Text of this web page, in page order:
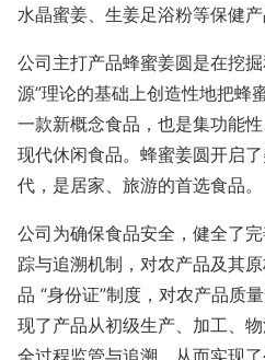
水晶蜜姜、生姜足浴粉等保健产
公司主打产品蜂蜜姜圆是在挖
源”理论的基础上创造性地把蜂
一款新概念食品，也是集功能
现代休闲食品。蜂蜜姜圆开启
代，是居家、旅游的首选食品。
公司为确保食品安全，健全了
踪与追溯机制，对农产品及其
品 “身份证”制度，对农产品质
现了产品从初级生产、加工、
全过程监管与追溯，从而实现